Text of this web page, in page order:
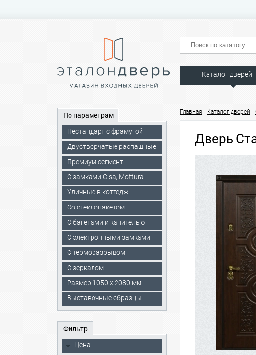
Каталог дверей
По параметрам
Нестандарт с фрамугой
Двустворчатые распашные
Премиум сегмент
C замками Cisa, Mottura
Уличные в коттедж
Со стеклопакетом
С багетами и капителью
C электронными замками
С терморазрывом
С зеркалом
Размер 1050 х 2080 мм
Выставочные образцы!
Фильтр
Цена
Главная - Каталог дверей -
Дверь